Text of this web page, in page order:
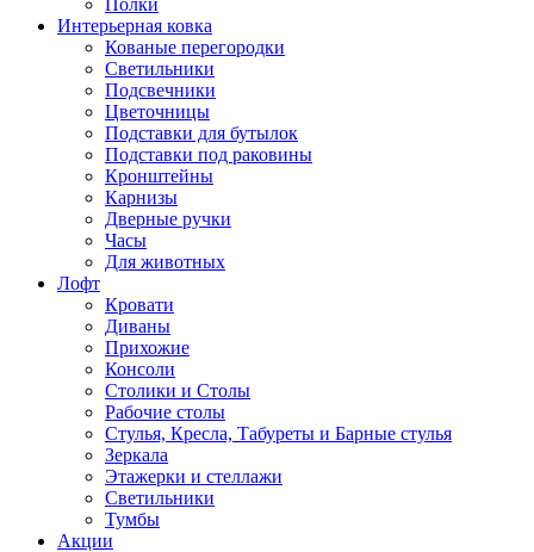
Полки
Интерьерная ковка
Кованые перегородки
Светильники
Подсвечники
Цветочницы
Подставки для бутылок
Подставки под раковины
Кронштейны
Карнизы
Дверные ручки
Часы
Для животных
Лофт
Кровати
Диваны
Прихожие
Консоли
Столики и Столы
Рабочие столы
Стулья, Кресла, Табуреты и Барные стулья
Зеркала
Этажерки и стеллажи
Светильники
Тумбы
Акции